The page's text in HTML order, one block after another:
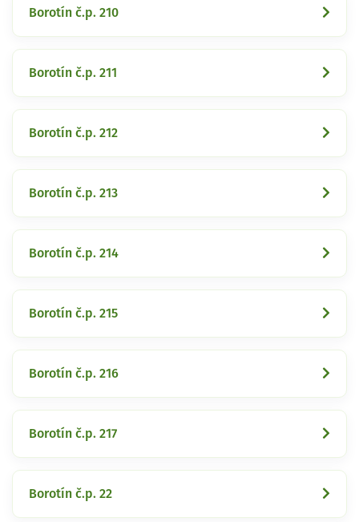
Borotín č.p. 210
Borotín č.p. 211
Borotín č.p. 212
Borotín č.p. 213
Borotín č.p. 214
Borotín č.p. 215
Borotín č.p. 216
Borotín č.p. 217
Borotín č.p. 22